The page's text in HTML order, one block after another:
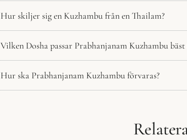
Hur skiljer sig en Kuzhambu från en Thailam?
Vilken Dosha passar Prabhanjanam Kuzhambu bäst
Hur ska Prabhanjanam Kuzhambu förvaras?